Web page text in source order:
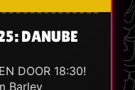
DANUBE
DOOR 18:30!
Barley